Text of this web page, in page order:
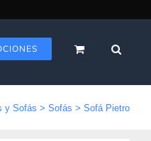
y Sofás > Sofás > Sofá Pietro